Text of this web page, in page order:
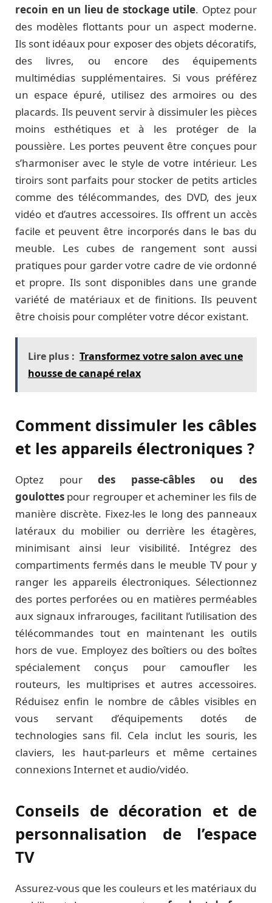
recoin en un lieu de stockage utile. Optez pour
des modèles flottants pour un aspect moderne.
Ils sont idéaux pour exposer des objets décoratifs,
des livres, ou encore des équipements
multimédias supplémentaires. Si vous préférez
un espace épuré, utilisez des armoires ou des
placards. Ils peuvent servir à dissimuler les pièces
moins esthétiques et à les protéger de la
poussière. Les portes peuvent être conçues pour
s’harmoniser avec le style de votre intérieur. Les
tiroirs sont parfaits pour stocker de petits articles
comme des télécommandes, des DVD, des jeux
vidéo et d’autres accessoires. Ils offrent un accès
facile et peuvent être incorporés dans le bas du
meuble. Les cubes de rangement sont aussi
pratiques pour garder votre cadre de vie ordonné
et propre. Ils sont disponibles dans une grande
variété de matériaux et de finitions. Ils peuvent
être choisis pour compléter votre décor existant.
Lire plus : Transformez votre salon avec une
housse de canapé relax
Comment dissimuler les câbles
et les appareils électroniques ?
Optez pourdes passe-câbles ou des
goulottes pour regrouper et acheminer les fils de
manière discrète. Fixez-les le long des panneaux
latéraux du mobilier ou derrière les étagères,
minimisant ainsi leur visibilité. Intégrez des
compartiments fermés dans le meuble TV pour y
ranger les appareils électroniques. Sélectionnez
des portes perforées ou en matières perméables
aux signaux infrarouges, facilitant l’utilisation des
télécommandes tout en maintenant les outils
hors de vue. Employez des boîtiers ou des boîtes
spécialement conçus pour camoufler les
routeurs, les multiprises et autres accessoires.
Réduisez enfin le nombre de câbles visibles en
vous servant d’équipements dotés de
technologies sans fil. Cela inclut les souris, les
claviers, les haut-parleurs et même certaines
connexions Internet et audio/vidéo.
Conseils de décoration et de
personnalisation de l’espace
TV
Assurez-vous que les couleurs et les matériaux du